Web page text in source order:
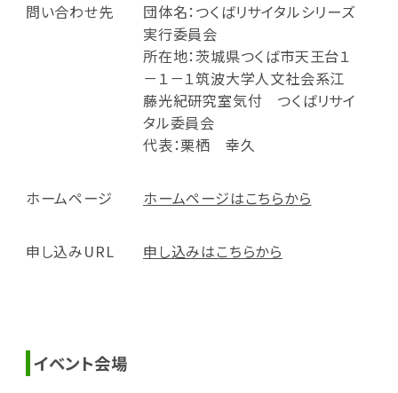
問い合わせ先
団体名：つくばリサイタルシリーズ
実行委員会
所在地：茨城県つくば市天王台１
－１－１筑波大学人文社会系江
藤光紀研究室気付 つくばリサイ
タル委員会
代表：栗栖 幸久
ホームページ ホームページはこちらから
申し込みURL 申し込みはこちらから
イベント会場